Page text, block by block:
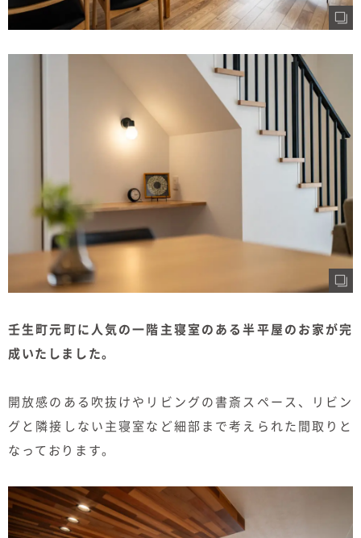
お問い合わせ
0120-37-
壬生町元町に人気の一階主寝室のある半平屋のお家が完
成いたしました。
開放感のある吹抜けやリビングの書斎スペース、リビン
グと隣接しない主寝室など細部まで考えられた間取りと
なっております。